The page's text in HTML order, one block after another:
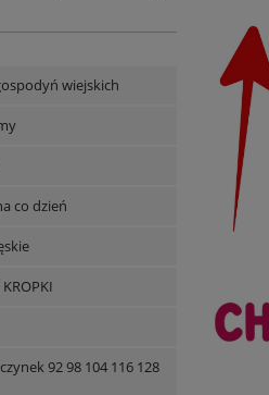
wiejskich
co dzień
92 98 104 116 128